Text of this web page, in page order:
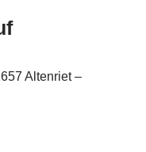
Altenriet –